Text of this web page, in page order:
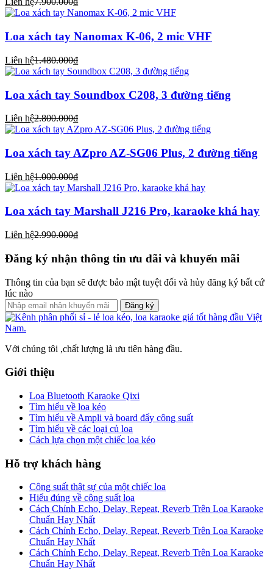
Loa xách tay Nanomax K-06, 2 mic VHF
Liên hệ1.480.000₫
Loa xách tay Soundbox C208, 3 đường tiếng
Liên hệ2.800.000₫
Loa xách tay AZpro AZ-SG06 Plus, 2 đường tiếng
Liên hệ1.000.000₫
Loa xách tay Marshall J216 Pro, karaoke khá hay
Liên hệ2.990.000₫
Đăng ký nhận thông tin ưu đãi và khuyến mãi
Thông tin của bạn sẽ được bảo mật tuyệt đối và hủy đăng ký bất cứ
lúc nào
Đăng ký
Với chúng tôi ,chất lượng là ưu tiên hàng đầu.
Giới thiệu
Loa Bluetooth Karaoke Qixi
Tìm hiểu về loa kéo
Tìm hiểu về Ampli và board đẩy công suất
Tìm hiểu về các loại củ loa
Cách lựa chọn một chiếc loa kéo
Hỗ trợ khách hàng
Công suất thật sự của một chiếc loa
Hiểu đúng về công suất loa
Cách Chỉnh Echo, Delay, Repeat, Reverb Trên Loa Karaoke
Chuẩn Hay Nhất
Cách Chỉnh Echo, Delay, Repeat, Reverb Trên Loa Karaoke
Chuẩn Hay Nhất
Cách Chỉnh Echo, Delay, Repeat, Reverb Trên Loa Karaoke
Chuẩn Hay Nhất